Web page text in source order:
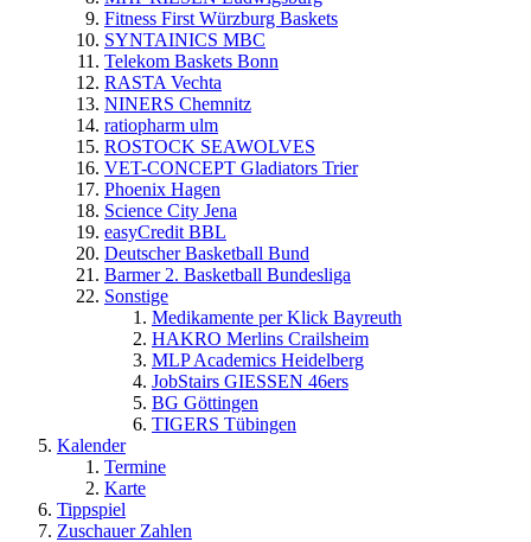
Fitness First Würzburg Baskets
SYNTAINICS MBC
Telekom Baskets Bonn
RASTA Vechta
NINERS Chemnitz
ratiopharm ulm
ROSTOCK SEAWOLVES
VET-CONCEPT Gladiators Trier
Phoenix Hagen
Science City Jena
easyCredit BBL
Deutscher Basketball Bund
Barmer 2. Basketball Bundesliga
Sonstige
Medikamente per Klick Bayreuth
HAKRO Merlins Crailsheim
MLP Academics Heidelberg
JobStairs GIESSEN 46ers
BG Göttingen
TIGERS Tübingen
Kalender
Termine
Karte
Tippspiel
Zuschauer Zahlen